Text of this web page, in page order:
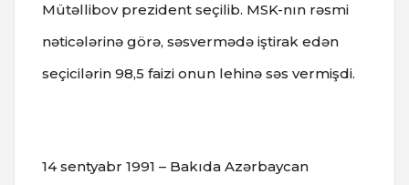
Mütəllibov prezident seçilib. MSK-nın rəsmi
nəticələrinə görə, səsvermədə iştirak edən
seçicilərin 98,5 faizi onun lehinə səs vermişdi.
14 sentyabr 1991 – Bakıda Azərbaycan